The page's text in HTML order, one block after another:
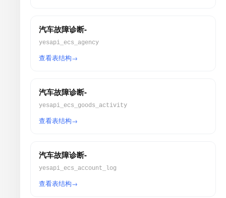
汽车故障诊断-
yesapi_ecs_agency
查看表结构
汽车故障诊断-
yesapi_ecs_goods_activity
查看表结构
汽车故障诊断-
yesapi_ecs_account_log
查看表结构